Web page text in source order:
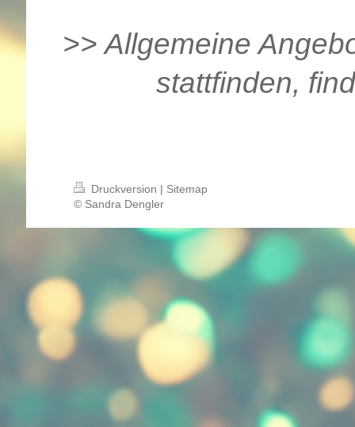
>> Allgemeine
stattfinden,
Druckversion | Sitemap
© Sandra Dengler